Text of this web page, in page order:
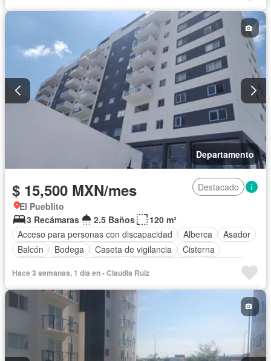
Departamento
$ 15,500 MXN/mes
Destacado
El Pueblito
3 Recámaras
2.5 Baños
120 m²
Acceso para personas con discapacidad
Alberca
Asador
Balcón
Bodega Caseta de vigilancia
Cisterna
Recámara con closet
Sala polivalente
Hace 3 semanas, 1 día en - Claudia Ruiz